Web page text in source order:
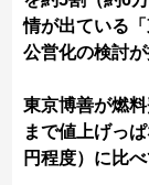
情が出ている
公営化の検討が
東京博善が燃
まで値上げっ
円程度）に比